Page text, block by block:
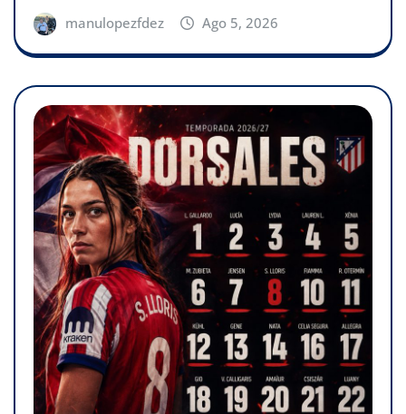
manulopezfdez Ago 5, 2026